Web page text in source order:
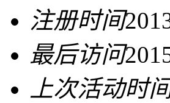
注册时间
最后访问
上次活动时